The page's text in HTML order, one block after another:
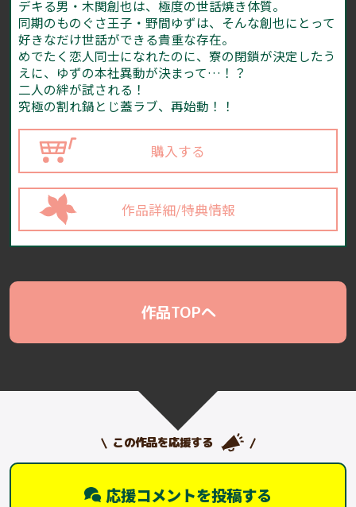
デキる男・木関創也は、極度の世話焼き体質。
同期のものぐさ王子・野間ゆずは、そんな創也にとって
好きなだけ世話ができる貴重な存在。
めでたく恋人同士になれたのに、寮の閉鎖が決定したう
えに、ゆずの本社異動が決まって…！？
二人の絆が試される！
究極の割れ鍋とじ蓋ラブ、再始動！！
購入する
作品詳細/特典情報
作品TOPへ
この作品を応援する
応援コメントを投稿する